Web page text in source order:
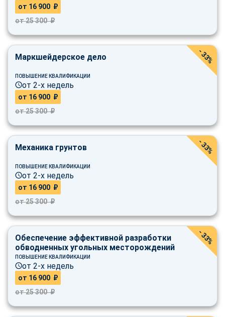
от 16 900 ₽
от 25 300 ₽
Маркшейдерское дело
ПОВЫШЕНИЕ КВАЛИФИКАЦИИ
от 2-х недель
от 16 900 ₽
от 25 300 ₽
- 33%
Механика грунтов
ПОВЫШЕНИЕ КВАЛИФИКАЦИИ
от 2-х недель
от 16 900 ₽
от 25 300 ₽
- 33%
Обеспечение эффективной разработки
обводненных угольных месторождений
ПОВЫШЕНИЕ КВАЛИФИКАЦИИ
от 2-х недель
от 16 900 ₽
от 25 300 ₽
- 33%
online